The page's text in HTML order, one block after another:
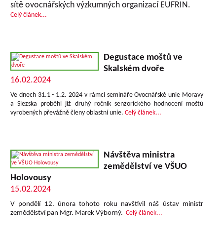
sítě ovocnářských výzkumných organizací EUFRIN.
Celý článek...
Degustace moštů ve
Skalském dvoře
16.02.2024
Ve dnech 31.1 - 1.2. 2024 v rámci semináře Ovocnářské unie Moravy
a Slezska proběhl již druhý ročník senzorického hodnocení moštů
vyrobených převážně členy oblastní unie.Celý článek...
Návštěva ministra
zemědělství ve VŠUO
Holovousy
15.02.2024
V pondělí 12. února tohoto roku navštívil náš ústav ministr
zemědělství pan Mgr. Marek Výborný. Celý článek...